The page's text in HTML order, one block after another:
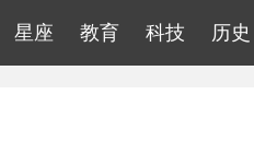
星座 教育 科技 历史